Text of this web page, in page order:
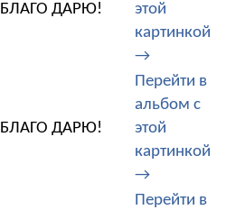
БЛАГО ДАРЮ!
этой
картинкой
→
БЛАГО ДАРЮ!
Перейти в
альбом с
этой
картинкой
→
Перейти в